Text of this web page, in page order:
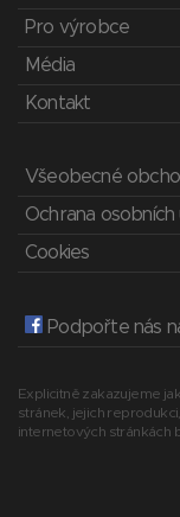
Pro výrobce
Média
Kontakt
Všeobecné
Ochrana osobních
Cookies
Podpořte nás
Explicitně zakazujeme
stránek, jejich
internetových stránkách